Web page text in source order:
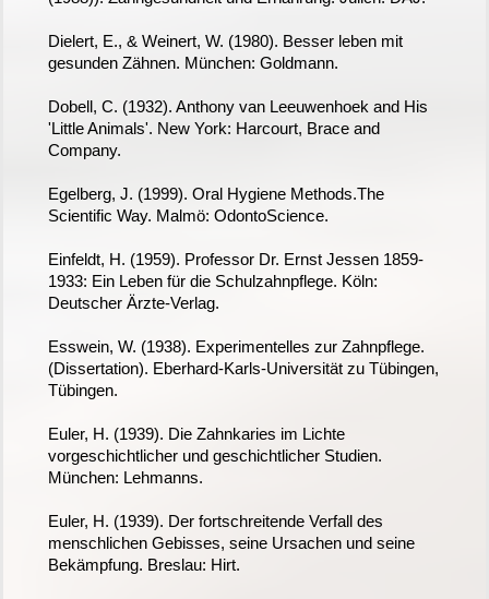
Dielert, E., & Weinert, W. (1980). Besser leben mit
gesunden Zähnen. München: Goldmann.
Dobell, C. (1932). Anthony van Leeuwenhoek and His
'Little Animals'. New York: Harcourt, Brace and
Company.
Egelberg, J. (1999). Oral Hygiene Methods.The
Scientific Way. Malmö: OdontoScience.
Einfeldt, H. (1959). Professor Dr. Ernst Jessen 1859-
1933: Ein Leben für die Schulzahnpflege. Köln:
Deutscher Ärzte-Verlag.
Esswein, W. (1938). Experimentelles zur Zahnpflege.
(Dissertation). Eberhard-Karls-Universität zu Tübingen,
Tübingen.
Euler, H. (1939). Die Zahnkaries im Lichte
vorgeschichtlicher und geschichtlicher Studien.
München: Lehmanns.
Euler, H. (1939). Der fortschreitende Verfall des
menschlichen Gebisses, seine Ursachen und seine
Bekämpfung. Breslau: Hirt.